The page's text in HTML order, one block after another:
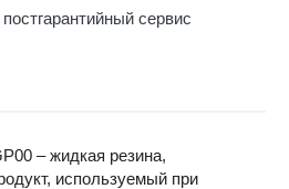
сервис
– жидкая резина,
используемый при